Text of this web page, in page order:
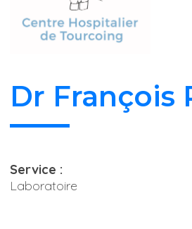
Dr François
Service :
Laboratoire